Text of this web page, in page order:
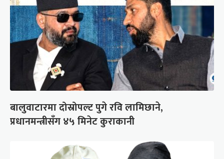
बालुवाटारमा दोस्रोपल्ट पुगे रवि लामिछाने,
प्रधानमन्त्रीसँग ४५ मिनेट कुराकानी